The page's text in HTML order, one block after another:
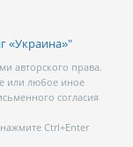
«Украина»"
авторского права.
или любое иное
согласия
Ctrl+Enter